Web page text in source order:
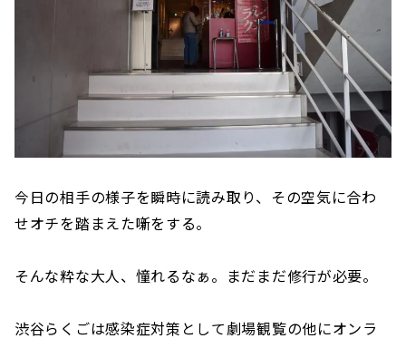
今日の相手の様子を瞬時に読み取り、その空気に合わ
せオチを踏まえた噺をする。
そんな粋な大人、憧れるなぁ。まだまだ修行が必要。
渋谷らくごは感染症対策として劇場観覧の他にオンラ